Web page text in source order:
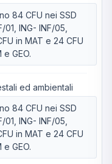
84 CFU nei SSD
01, ING- INF/05,
in MAT e 24 CFU
e GEO.
ed ambientali
84 CFU nei SSD
01, ING- INF/05,
in MAT e 24 CFU
e GEO.